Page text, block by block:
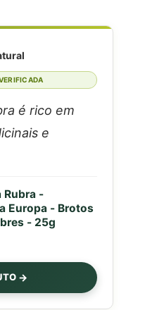
é rico em
e
Rubra -
Europa - Brotos
- 25g